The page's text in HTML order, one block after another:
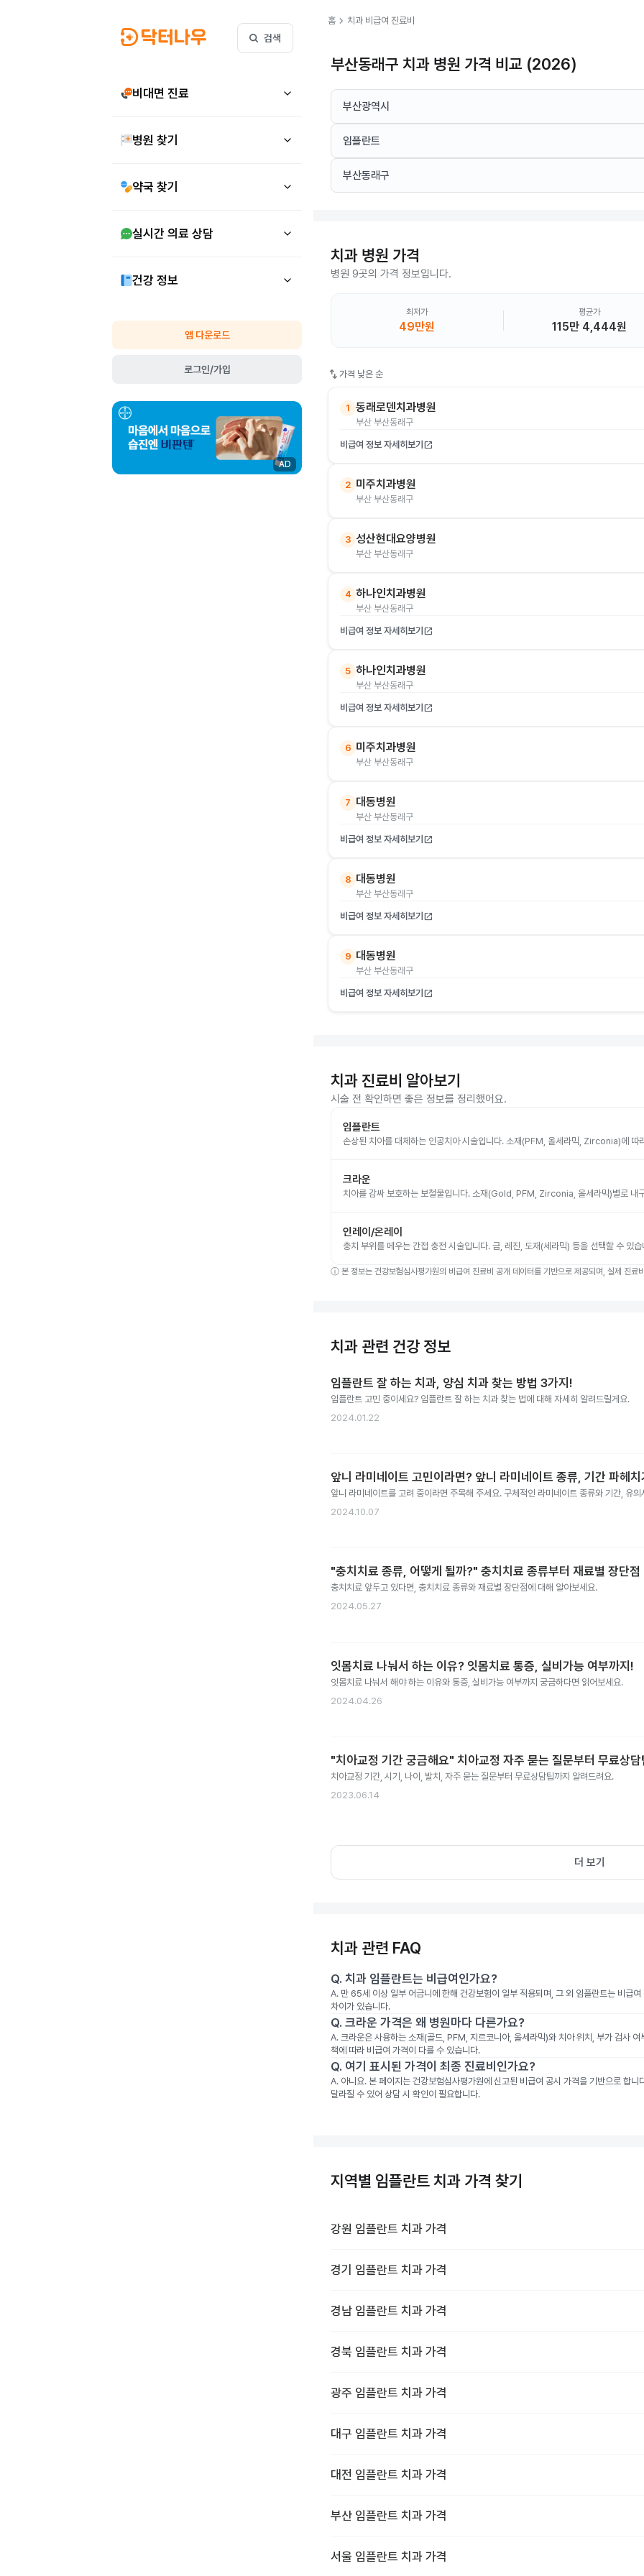
검색
비대면 진료
병원 찾기
약국 찾기
실시간 의료 상담
건강 정보
앱 다운로드
로그인/가입
AD
홈 chevron_right 치과 비급여 진료비
부산동래구 치과 병원 가격 비교 (2026)
부산광역시
임플란트
부산동래구
치과 병원 가격
병원 9곳의 가격 정보입니다.
최저가
49만원
평균가
115만 4,444원
swap_vert 가격 낮은 순
1 동래로덴치과병원
부산 부산동래구
비급여 정보 자세히보기 open_in_new
2 미주치과병원
부산 부산동래구
3 성산현대요양병원
부산 부산동래구
4 하나인치과병원
부산 부산동래구
비급여 정보 자세히보기 open_in_new
5 하나인치과병원
부산 부산동래구
비급여 정보 자세히보기 open_in_new
6 미주치과병원
부산 부산동래구
7 대동병원
부산 부산동래구
비급여 정보 자세히보기 open_in_new
8 대동병원
부산 부산동래구
비급여 정보 자세히보기 open_in_new
9 대동병원
부산 부산동래구
비급여 정보 자세히보기 open_in_new
치과 진료비 알아보기
시술 전 확인하면 좋은 정보를 정리했어요.
임플란트
손상된 치아를 대체하는 인공치아 시술입니다. 소재(PFM, 올세라믹, Zirconia)에 따
크라운
치아를 감싸 보호하는 보철물입니다. 소재(Gold, PFM, Zirconia, 올세라믹)별로 내
인레이/온레이
충치 부위를 메우는 간접 충전 시술입니다. 금, 레진, 도재(세라믹) 등을 선택할 수 있습
ⓘ 본 정보는 건강보험심사평가원의 비급여 진료비 공개 데이터를 기반으로 제공되며, 실제 진
치과 관련 건강 정보
임플란트 잘 하는 치과, 양심 치과 찾는 방법 3가지!
임플란트 고민 중이세요? 임플란트 잘 하는 치과 찾는 법에 대해 자세히 알려드릴게요.
2024.01.22
앞니 라미네이트 고민이라면? 앞니 라미네이트 종류, 기간 파헤치
앞니 라미네이트를 고려 중이라면 주목해 주세요. 구체적인 라미네이트 종류와 기간, 유
2024.10.07
"충치치료 종류, 어떻게 될까?" 충치치료 종류부터 재료별 장단점
충치치료 앞두고 있다면, 충치치료 종류와 재료별 장단점에 대해 알아보세요.
2024.05.27
잇몸치료 나눠서 하는 이유? 잇몸치료 통증, 실비가능 여부까지!
잇몸치료 나눠서 해야 하는 이유와 통증, 실비가능 여부까지 궁금하다면 읽어보세요.
2024.04.26
"치아교정 기간 궁금해요" 치아교정 자주 묻는 질문부터 무료상
치아교정 기간, 시기, 나이, 발치, 자주 묻는 질문부터 무료상담팁까지 알려드려요.
2023.06.14
더 보기
치과 관련 FAQ
Q. 치과 임플란트는 비급여인가요?
A. 만 65세 이상 일부 어금니에 한해 건강보험이 일부 적용되며, 그 외 임플란트는 비급
차이가 있습니다.
Q. 크라운 가격은 왜 병원마다 다른가요?
A. 크라운은 사용하는 소재(골드, PFM, 지르코니아, 올세라믹)와 치아 위치, 부가 검사
책에 따라 비급여 가격이 다를 수 있습니다.
Q. 여기 표시된 가격이 최종 진료비인가요?
A. 아니요. 본 페이지는 건강보험심사평가원에 신고된 비급여 공시 가격을 기반으로 합
달라질 수 있어 상담 시 확인이 필요합니다.
지역별 임플란트 치과 가격 찾기
강원 임플란트 치과 가격
경기 임플란트 치과 가격
경남 임플란트 치과 가격
경북 임플란트 치과 가격
광주 임플란트 치과 가격
대구 임플란트 치과 가격
대전 임플란트 치과 가격
부산 임플란트 치과 가격
서울 임플란트 치과 가격